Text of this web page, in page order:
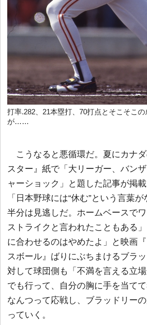
打率.282、21本塁打、70打点とそこそこの
が……
こうなると悪循環だ。夏にカナダ
スター』紙で「大リーガー、バン
ャーショック」と題した記事が掲載
「日本野球には“休む”という言葉
半分は見逃しだ。ホームベースで
ストライクと言われたこともある
に合わせるのはやめたよ」と映画
スボール』ばりにぶちまけるブラ
対して球団側も「不満を言える立
でも行って、自分の胸に手を当てて
なんつって応戦し、ブラッドリー
っていく。